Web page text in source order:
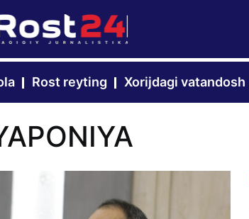
Rost reyting Xorijdagi vatandosh